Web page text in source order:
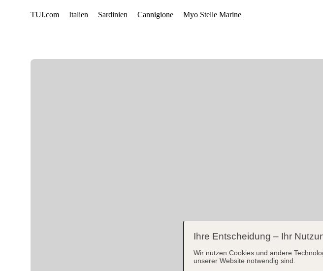
Ihre Entscheidung – Ihr
Wir nutzen Cookies und andere
unserer Website notwendig sind.